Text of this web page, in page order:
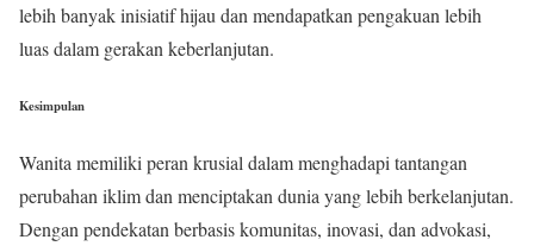
lebih banyak inisiatif hijau dan mendapatkan pengakuan lebih
luas dalam gerakan keberlanjutan.
Kesimpulan
Wanita memiliki peran krusial dalam menghadapi tantangan
perubahan iklim dan menciptakan dunia yang lebih berkelanjutan.
Dengan pendekatan berbasis komunitas, inovasi, dan advokasi,